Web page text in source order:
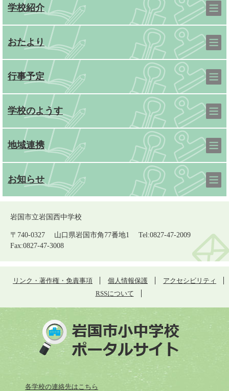
学校紹介
おたより
行事予定
学校のようす
地域連携
お知らせ
岩国市立岩国西中学校
〒740-0327 山口県岩国市角77番地1 Tel:0827-47-2009
Fax:0827-47-3008
リンク・著作権・免責事項 個人情報保護
アクセシビリティ
RSSについて
各学校の連絡先はこちら